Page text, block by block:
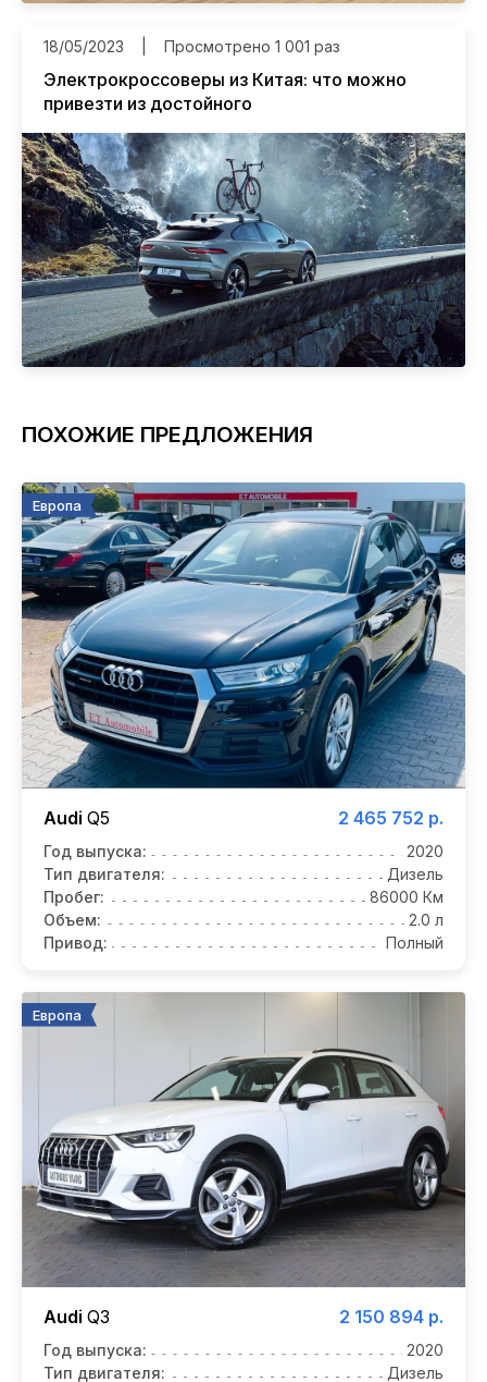
18/05/2023 Просмотрено 1 001 раз
Электрокроссоверы из Китая: что можно
привезти из достойного
ПОХОЖИЕ ПРЕДЛОЖЕНИЯ
Европа
Audi Q5 2 465 752 р.
Год выпуска:
2020
Тип двигателя:
Дизель
Пробег:
86000 Км
Объем:
2.0 л
Привод:
Полный
Европа
Audi Q3 2 150 894 р.
Год выпуска:
2020
Тип двигателя:
Дизель